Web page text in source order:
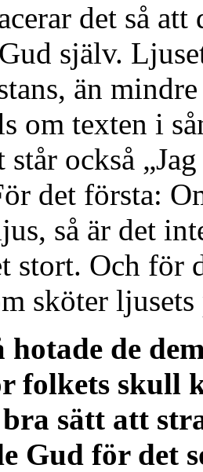
det så
själv.
än
om texten i
står också
det första:
så är det
stort. Och för
sköter
de
folkets skull
sätt att
Gud för det